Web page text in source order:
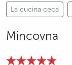
La cucina ceca
Mincovna